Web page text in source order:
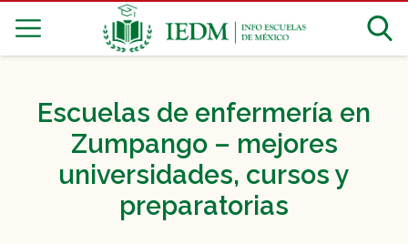
Escuelas de enfermería en
Zumpango – mejores
universidades, cursos y
preparatorias